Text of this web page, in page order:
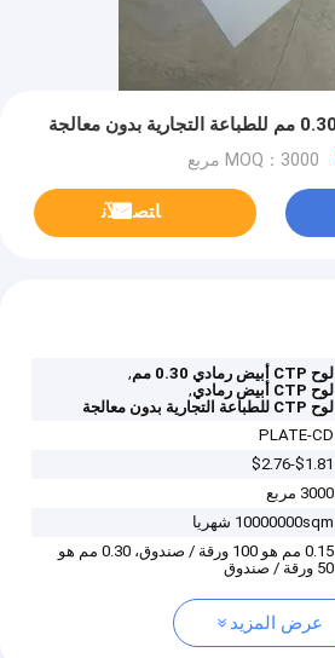
MOQ：3000 مربع
ﺎﺘﺼﻟ ﺍﻶﻧ
لوح CTP أبيض رمادي 0.30 مم
,
لوح CTP أبيض رمادي
,
لوح CTP للطباعة التجارية بدون معالجة
PLATE-CD
$1.81-$2.76
3000 مربع
10000000sqm شهريا
0.15 مم هو 100 ورقة / صندوق، 0.30 مم هو
50 ورقة / صندوق
عرض المزيد